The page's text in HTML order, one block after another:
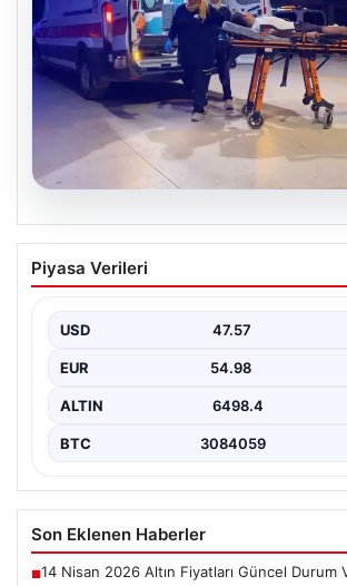
05.08.2026
İnegöl’de motosikletli silahlı
yaşındaki Eren K. yaralandı
tüfekle ateş açması sonucu 19 yaşındaki
Piyasa Verileri
USD 47.57
EUR 54.98
ALTIN 6498.4
BTC 3084059
Son Eklenen Haberler
■14 Nisan 2026 Altın Fiyatları Güncel Durum